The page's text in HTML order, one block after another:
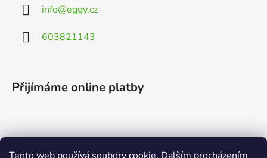
info@eggy.cz
603821143
Přijímáme online platby